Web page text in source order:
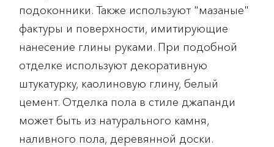
подоконники. Также используют "мазаные"
фактуры и поверхности, имитирующие
нанесение глины руками. При подобной
отделке используют декоративную
штукатурку, каолиновую глину, белый
цемент. Отделка пола в стиле джапанди
может быть из натурального камня,
наливного пола, деревянной доски.